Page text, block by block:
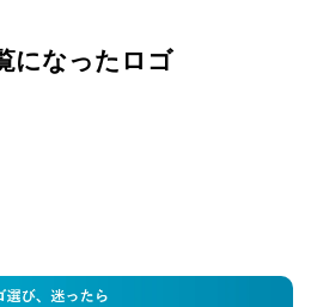
になったロゴ